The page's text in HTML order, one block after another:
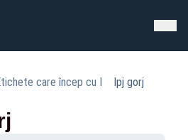
care încep cu I Ipj gorj